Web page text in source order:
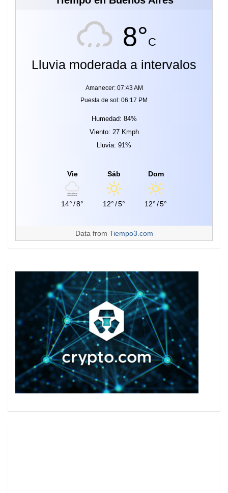
8°C
Lluvia moderada a intervalos
Amanecer: 07:43 AM
Puesta de sol: 06:17 PM
Humedad: 84%
Viento: 27 Kmph
Lluvia: 91%
Vie
14°/8°
Sáb
12°/5°
Dom
12°/5°
Data from Tiempo3.com